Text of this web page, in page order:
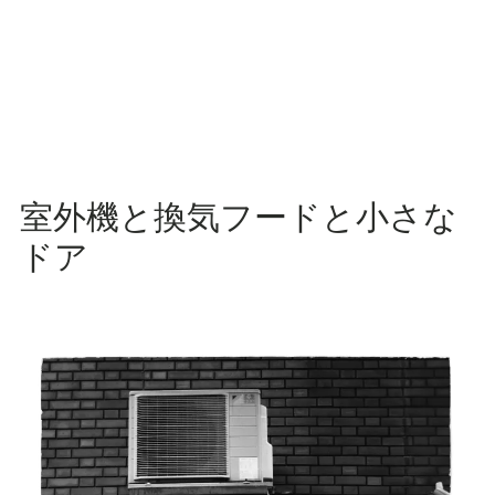
室外機と換気フードと小さな
ドア